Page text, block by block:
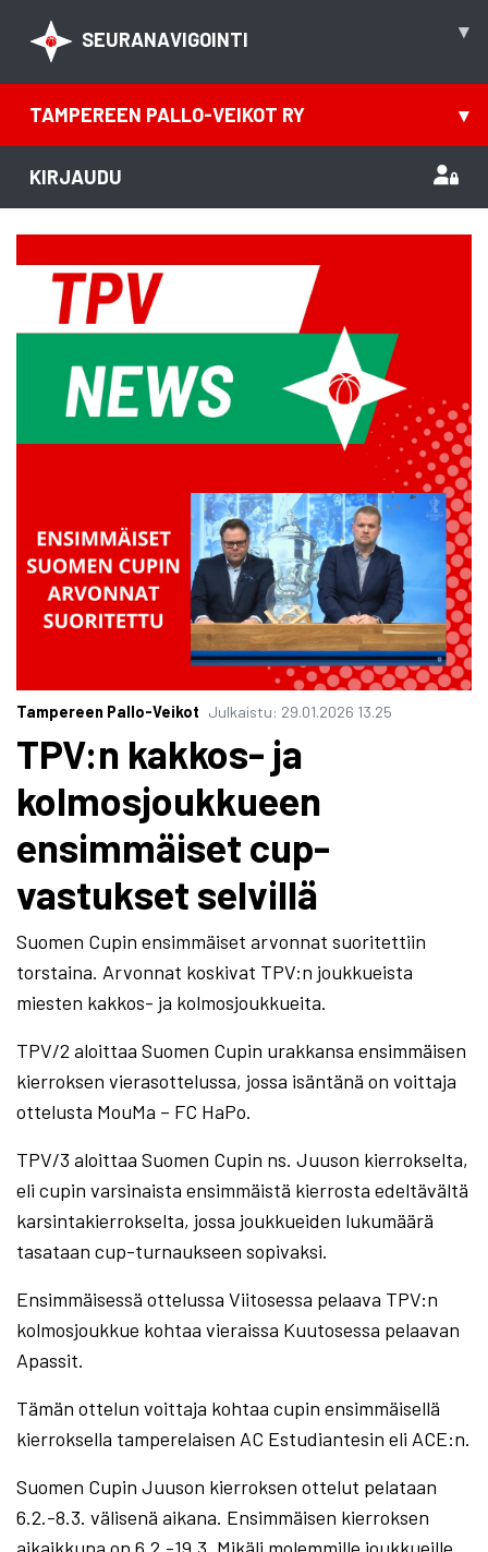
SEURANAVIGOINTI ▾
TAMPEREEN PALLO-VEIKOT RY ▾
KIRJAUDU
Tampereen Pallo-Veikot Julkaistu: 29.01.2026 13.25
TPV:n kakkos- ja
kolmosjoukkueen
ensimmäiset cup-
vastukset selvillä
Suomen Cupin ensimmäiset arvonnat suoritettiin
torstaina. Arvonnat koskivat TPV:n joukkueista
miesten kakkos- ja kolmosjoukkueita.
TPV/2 aloittaa Suomen Cupin urakkansa ensimmäisen
kierroksen vierasottelussa, jossa isäntänä on voittaja
ottelusta MouMa – FC HaPo.
TPV/3 aloittaa Suomen Cupin ns. Juuson kierrokselta,
eli cupin varsinaista ensimmäistä kierrosta edeltävältä
karsintakierrokselta, jossa joukkueiden lukumäärä
tasataan cup-turnaukseen sopivaksi.
Ensimmäisessä ottelussa Viitosessa pelaava TPV:n
kolmosjoukkue kohtaa vieraissa Kuutosessa pelaavan
Apassit.
Tämän ottelun voittaja kohtaa cupin ensimmäisellä
kierroksella tamperelaisen AC Estudiantesin eli ACE:n.
Suomen Cupin Juuson kierroksen ottelut pelataan
6.2.-8.3. välisenä aikana. Ensimmäisen kierroksen